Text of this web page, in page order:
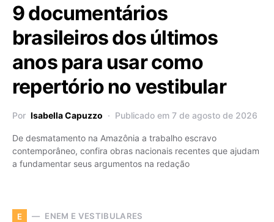
9 documentários
brasileiros dos últimos
anos para usar como
repertório no vestibular
Por Isabella Capuzzo Publicado em 7 de agosto de 2026
De desmatamento na Amazônia a trabalho escravo
contemporâneo, confira obras nacionais recentes que ajudam
a fundamentar seus argumentos na redação
E ENEM E VESTIBULARES